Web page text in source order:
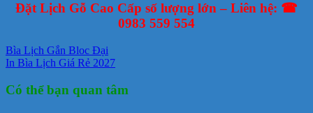
Đặt Lịch Gỗ Cao Cấp số lượng lớn – Liên hệ: ☎
0983 559 554
Bìa Lịch Gắn Bloc Đại
In Bìa Lịch Giá Rẻ 2027
Có thể bạn quan tâm